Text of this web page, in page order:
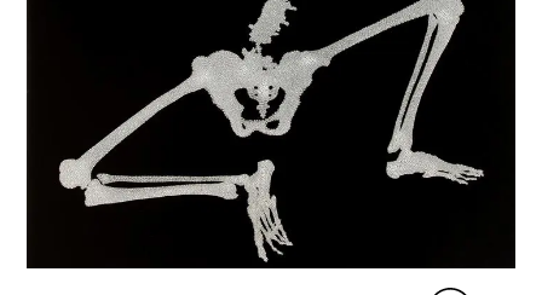
04_DESSINS
05_MONOTYPE
06_ARCHIVES
CONTACT